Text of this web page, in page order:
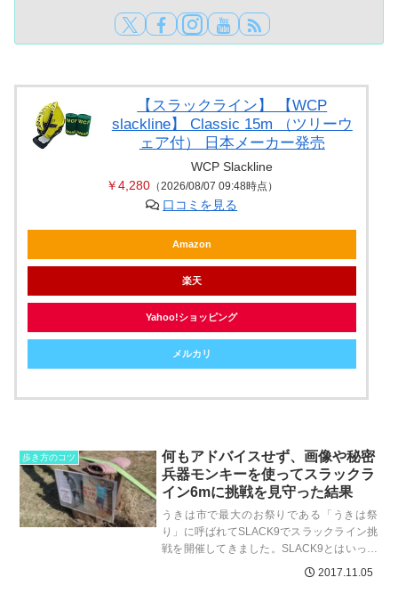
【スラックライン】 【WCP
slackline】 Classic 15m （ツリーウ
ェア付） 日本メーカー発売
WCP Slackline
￥4,280（2026/08/07 09:48時点）
口コミを見る
Amazon
楽天
Yahoo!ショッピング
メルカリ
歩き方のコツ
何もアドバイスせず、画像や秘密
兵器モンキーを使ってスラックラ
イン6mに挑戦を見守った結果
うきは市で最大のお祭りである「うきは祭
り」に呼ばれてSLACK9でスラックライン挑
戦を開催してきました。SLACK9とはいって
も自分と長男の二人体制です。裏コンセプト
2017.11.05